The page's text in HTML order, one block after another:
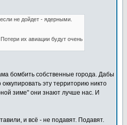
не дойдет - ядерными.
их авиации будут очень
бомбить собственные города. Дабы
эту территорию никто
зиме" они знают лучше нас. И
и всё - не подавят. Подавят.